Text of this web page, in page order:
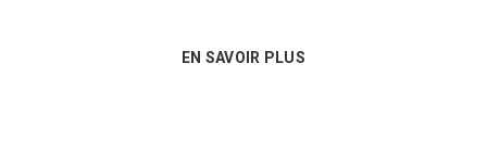
EN SAVOIR PLUS